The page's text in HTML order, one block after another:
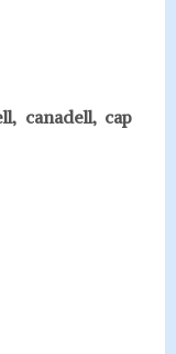
canadell, cap